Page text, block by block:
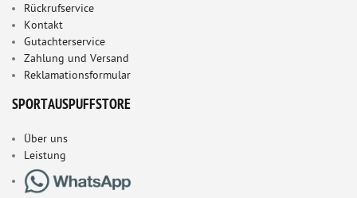
Rückrufservice
Kontakt
Gutachterservice
Zahlung und Versand
Reklamationsformular
SPORTAUSPUFFSTORE
Über uns
Leistung